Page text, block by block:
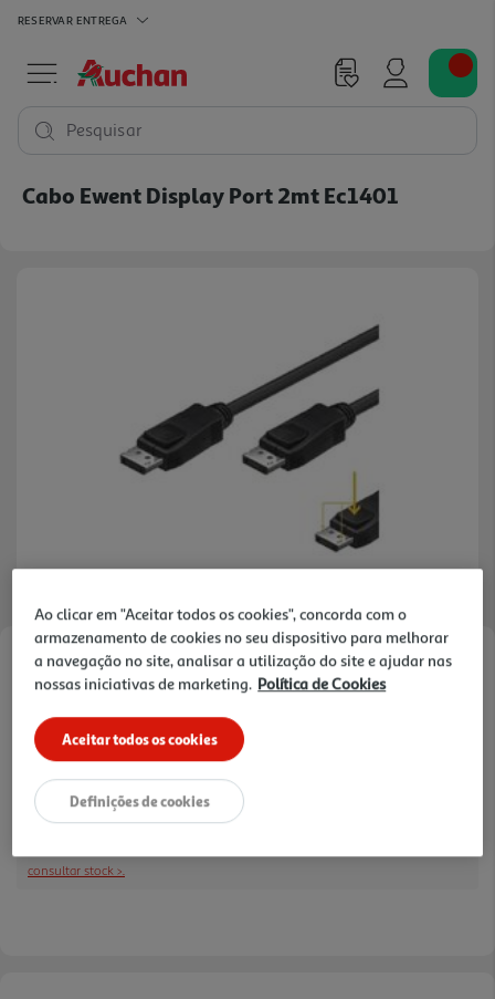
RESERVAR ENTREGA
Pesquisar
Cabo Ewent Display Port 2mt Ec1401
Faça a sua avaliação
Ref. / EAN: 8056045879912
12,99 €
consultar stock >.
Ao clicar em "Aceitar todos os cookies", concorda com o
armazenamento de cookies no seu dispositivo para melhorar
a navegação no site, analisar a utilização do site e ajudar nas
nossas iniciativas de marketing. Política de Cookies
Aceitar todos os cookies
Definições de cookies